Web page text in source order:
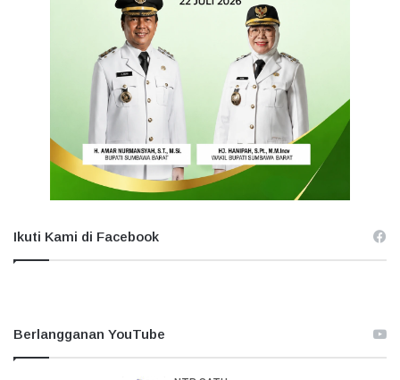
Ikuti Kami di Facebook
Berlangganan YouTube